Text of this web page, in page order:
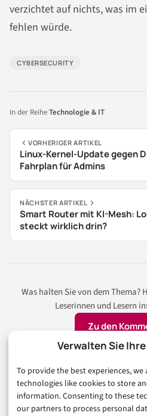
Verwalten Sie
To provide the best experiences,
technologies like cookies to store
information. Consenting to these
our partners to process personal
verzichtet auf nichts, was im
fehlen würde.
CYBERSECURITY
In der ReiheTechnologie & IT
VORHERIGER ARTIKEL
Linux-Kernel-Update gegen
Fahrplan für Admins
NÄCHSTER ARTIKEL
Smart Router mit KI-Mesh:
steckt wirklich drin?
Was halten Sie von dem Thema?
Leserinnen und Lesern
Zu den
Auch interessant